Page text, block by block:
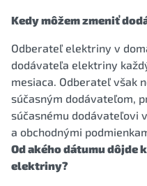
Kedy môžem zmeniť
Odberateľ elektriny v
dodávateľa elektriny
mesiaca. Odberateľ však
súčasným dodávateľom,
súčasnému dodávateľovi
a obchodnými
Od akého dátumu dôjde
elektriny?